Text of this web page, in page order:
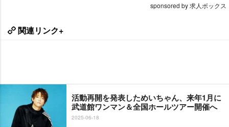
sponsored by 求人ボックス
関連リンク+
活動再開を発表しためいちゃん、来年1月に
武道館ワンマン＆全国ホールツアー開催へ
2025-06-18